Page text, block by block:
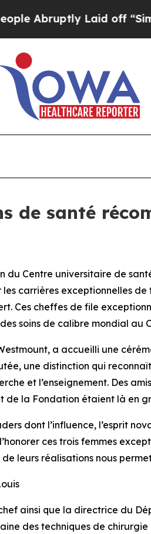
Laid off “Simply a
de santé
du Centre universitaire de
carrières exceptionnelles
Ces cheffes de file
soins de calibre mondial au
a accueilli une
une distinction qui
et l’enseignement. Des
de la Fondation étaient là en
dont l’influence, l’esprit
ces trois femmes
leurs réalisations nous
ainsi que la directrice du
des techniques de